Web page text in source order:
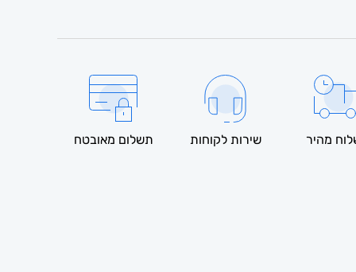
מהיר שירות לקוחות תשלום מאובטח